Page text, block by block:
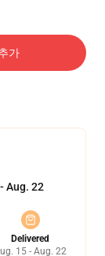
가
Aug. 22
Delivered
15 - Aug. 22